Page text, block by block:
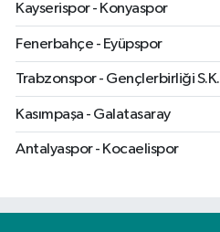
Kayserispor - Konyaspor
Fenerbahçe - Eyüpspor
Trabzonspor - Gençlerbirliği S.K.
Kasımpaşa - Galatasaray
Antalyaspor - Kocaelispor